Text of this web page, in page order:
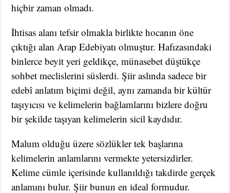
hiçbir zaman olmadı.
İhtisas alanı tefsir olmakla birlikte hocanın öne
çıktığı alan Arap Edebiyatı olmuştur. Hafızasındaki
binlerce beyit yeri geldikçe, münasebet düştükçe
sohbet meclislerini süslerdi. Şiir aslında sadece bir
edebî anlatım biçimi değil, aynı zamanda bir kültür
taşıyıcısı ve kelimelerin bağlamlarını bizlere doğru
bir şekilde taşıyan kelimelerin sicil kaydıdır.
Malum olduğu üzere sözlükler tek başlarına
kelimelerin anlamlarını vermekte yetersizdirler.
Kelime cümle içerisinde kullanıldığı takdirde gerçek
anlamını bulur. Şiir bunun en ideal formudur.